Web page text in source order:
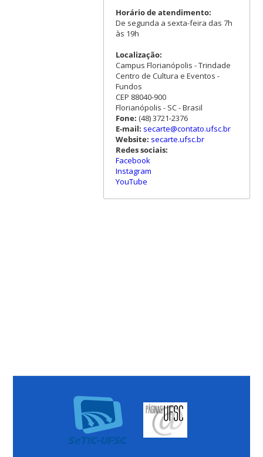
Horário de atendimento:
De segunda a sexta-feira das 7h
às 19h
Localização:
Campus Florianópolis - Trindade
Centro de Cultura e Eventos -
Fundos
CEP 88040-900
Florianópolis - SC - Brasil
Fone: (48) 3721-2376
E-mail: secarte@contato.ufsc.br
Website: secarte.ufsc.br
Redes sociais:
Facebook
Instagram
YouTube